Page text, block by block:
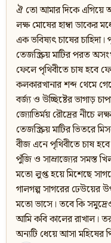
ঐ তো আমার দিকে এগিয়ে
লক্ষ মোষের হাম্বা ডাকের
এক ভবিষ্যৎ চাষের
তেজস্ক্রিয় মাটির পরত
ফেলে পৃথিবীতে চাষ হবে
কলকারখানার শব্দ থেমে
বর্জ্য ও উচ্ছিষ্টের ভাগাড়
জ্যোতির্ময় রৌদ্রের নীচে
তেজস্ক্রিয় মাটির ভিতরে
বীজ এনে পৃথিবীতে চাষ
পুঁজি ও সাম্রাজ্যের সমস্ত
মতো লুপ্ত হয়ে মিশেছে
গালগল্প সাগরের ঢেউয়ের
মতো ভাসে। তবে কি
আমি কবি কালের রাখাল।
অন্যটি ধেয়ে আসা মহিষের